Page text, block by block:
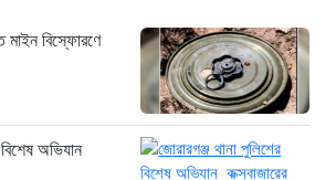
ধাক্কায় অটোরিকশা চালক নিহত
হামে আরও ৬ শিশুর মৃত্যু, নতুন করে
আক্রান্ত ৮৫ জন
মাইন বিস্ফোরণে
অভিযান